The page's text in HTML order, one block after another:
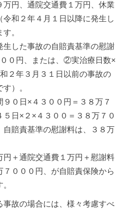
万円、通院交通費１万円、休業
和２年４月１日以降に発生し
。
した事故の自賠責基準の慰謝
０円、または、②実治療日数×
２年３月３１日以前の事故の
）。
０日×４３００円＝３８万７
日×２×４３００＝３８万７０
自賠責基準の慰謝料は、３８万
円＋通院交通費１万円＋慰謝料
７０００円、が自賠責保険から
事故の場合には、様々考慮すべ